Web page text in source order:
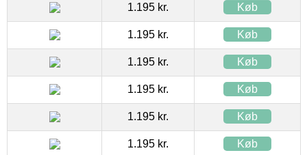
1.195 kr. Køb
1.195 kr. Køb
1.195 kr. Køb
1.195 kr. Køb
1.195 kr. Køb
1.195 kr. Køb